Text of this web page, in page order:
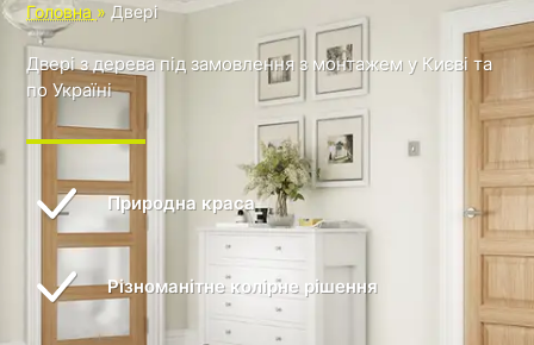
Головна Двері
Двері з дерева під замовлення з монтажем у Києві та
по Україні
Природна краса
Різноманітне колірне рішення